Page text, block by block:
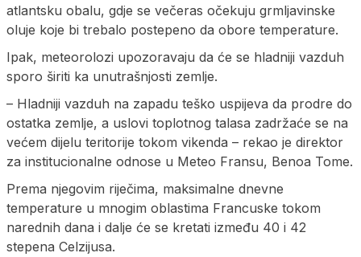
atlantsku obalu, gdje se večeras očekuju grmljavinske
oluje koje bi trebalo postepeno da obore temperature.
Ipak, meteorolozi upozoravaju da će se hladniji vazduh
sporo širiti ka unutrašnjosti zemlje.
– Hladniji vazduh na zapadu teško uspijeva da prodre do
ostatka zemlje, a uslovi toplotnog talasa zadržaće se na
većem dijelu teritorije tokom vikenda – rekao je direktor
za institucionalne odnose u Meteo Fransu, Benoa Tome.
Prema njegovim riječima, maksimalne dnevne
temperature u mnogim oblastima Francuske tokom
narednih dana i dalje će se kretati između 40 i 42
stepena Celzijusa.